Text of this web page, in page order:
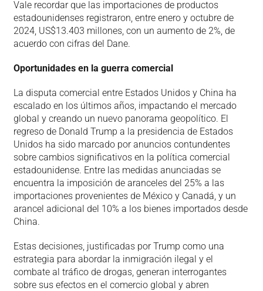
Vale recordar que las importaciones de productos
estadounidenses registraron, entre enero y octubre de
2024, US$13.403 millones, con un aumento de 2%, de
acuerdo con cifras del Dane.
Oportunidades en la guerra comercial
La disputa comercial entre Estados Unidos y China ha
escalado en los últimos años, impactando el mercado
global y creando un nuevo panorama geopolítico. El
regreso de Donald Trump a la presidencia de Estados
Unidos ha sido marcado por anuncios contundentes
sobre cambios significativos en la política comercial
estadounidense. Entre las medidas anunciadas se
encuentra la imposición de aranceles del 25% a las
importaciones provenientes de México y Canadá, y un
arancel adicional del 10% a los bienes importados desde
China.
Estas decisiones, justificadas por Trump como una
estrategia para abordar la inmigración ilegal y el
combate al tráfico de drogas, generan interrogantes
sobre sus efectos en el comercio global y abren